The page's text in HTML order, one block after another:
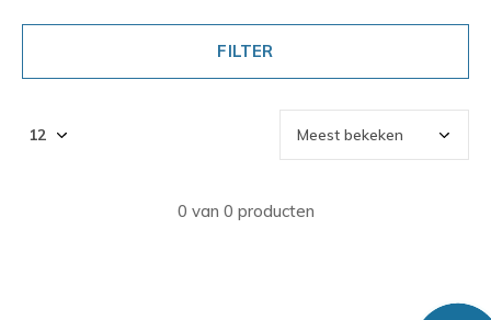
FILTER
0 van 0 producten